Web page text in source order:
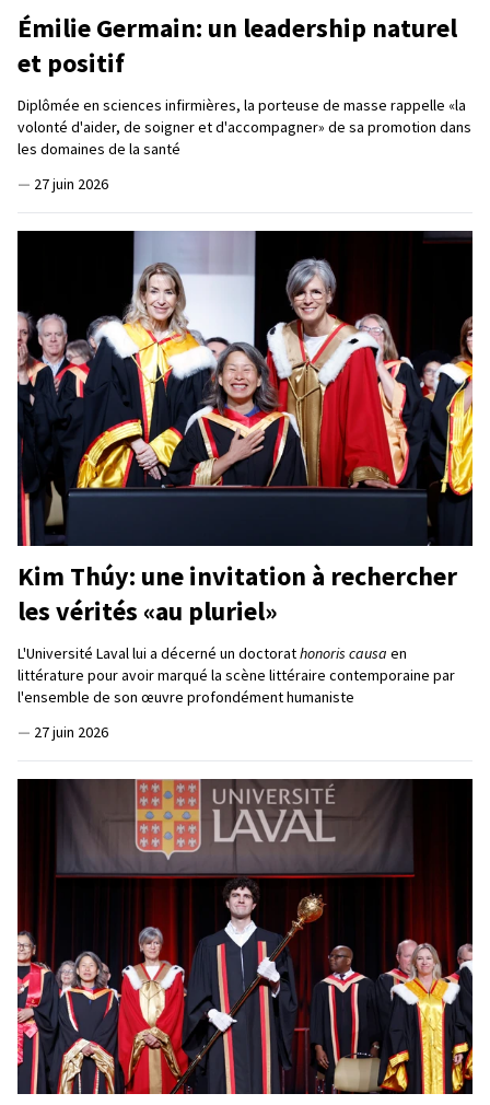
Émilie Germain: un leadership naturel
et positif
Diplômée en sciences infirmières, la porteuse de masse rappelle «la
volonté d'aider, de soigner et d'accompagner» de sa promotion dans
les domaines de la santé
— 27 juin 2026
Kim Thúy: une invitation à rechercher
les vérités «au pluriel»
L'Université Laval lui a décerné un doctorathonoris causa en
littérature pour avoir marqué la scène littéraire contemporaine par
l'ensemble de son œuvre profondément humaniste
— 27 juin 2026